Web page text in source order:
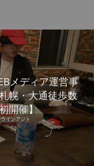
メディア運営事
幌・大通徒歩数
開催】
インアジト